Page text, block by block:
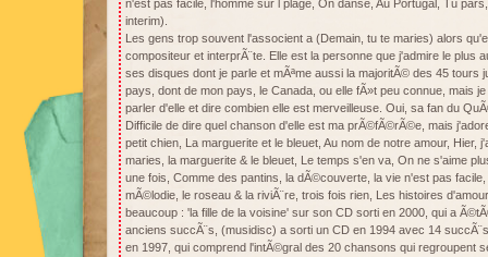
n'est pas facile, l'homme sur l plage, On danse, Au Portugal, Tu
interim).
Les gens trop souvent l'associent a (Demain, tu te maries) alors
compositeur et interprÃ¨te. Elle est la personne que j'admire le plus
ses disques dont je parle et mÃªme aussi la majoritÃ© des 45 tours
pays, dont de mon pays, le Canada, ou elle fÃ»t peu connue, mais
parler d'elle et dire combien elle est merveilleuse. Oui, sa fan du
Difficile de dire quel chanson d'elle est ma prÃ©fÃ©rÃ©e, mais
petit chien, La marguerite et le bleuet, Au nom de notre amour, Hier,
maries, la marguerite & le bleuet, Le temps s'en va, On ne s'aime
une fois, Comme des pantins, la dÃ©couverte, la vie n'est pas
mÃ©lodie, le roseau & la riviÃ¨re, trois fois rien, Les histoires
beaucoup : 'la fille de la voisine' sur son CD sorti en 2000, qui a
anciens succÃ¨s, (musidisc) a sorti un CD en 1994 avec 14
en 1997, qui comprend l'intÃ©gral des 20 chansons qui regroupent